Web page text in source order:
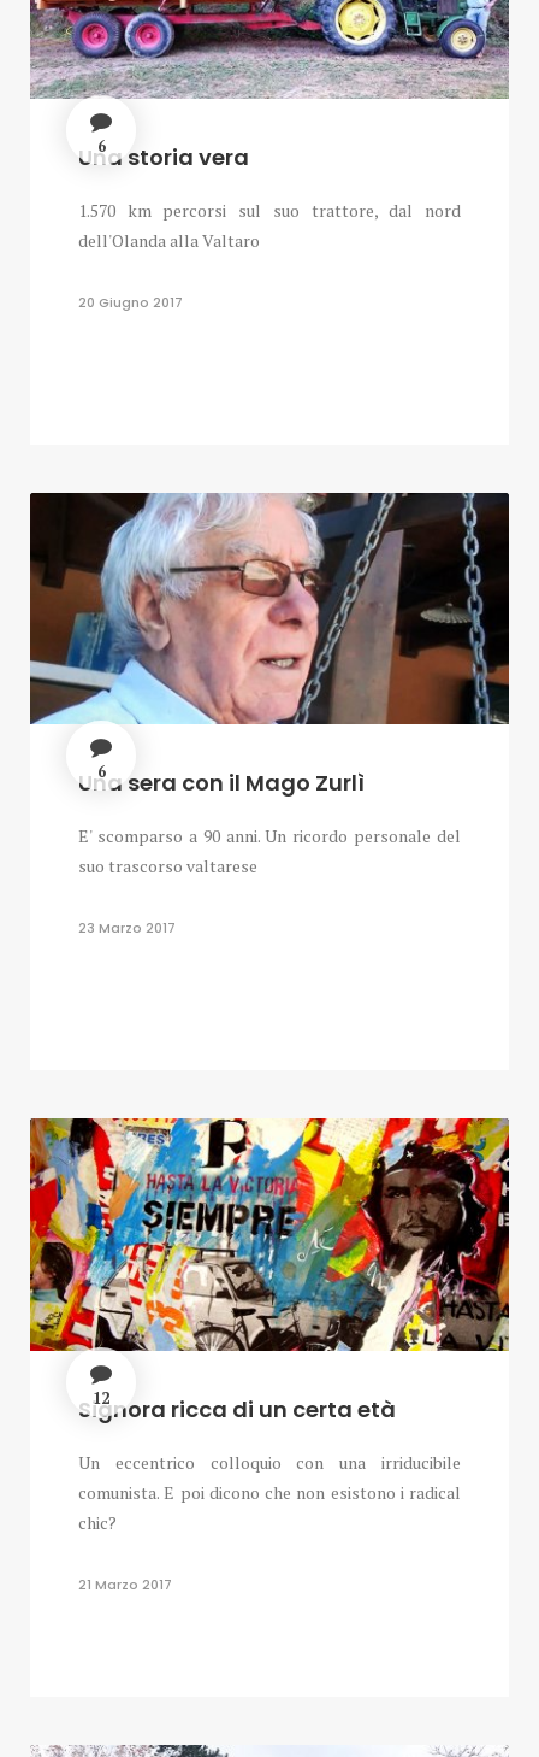
6
Una storia vera
1.570 km percorsi sul suo trattore, dal nord
dell'Olanda alla Valtaro
20 Giugno 2017
6
Una sera con il Mago Zurlì
E' scomparso a 90 anni. Un ricordo personale del
suo trascorso valtarese
23 Marzo 2017
12
Signora ricca di un certa età
Un eccentrico colloquio con una irriducibile
comunista. E poi dicono che non esistono i radical
chic?
21 Marzo 2017